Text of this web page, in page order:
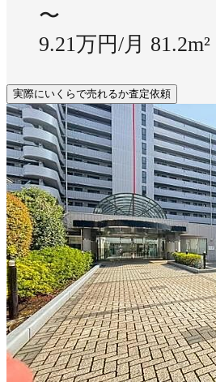
〜
9.21万円/月 81.2m²
実際にいくらで売れるか査定依頼